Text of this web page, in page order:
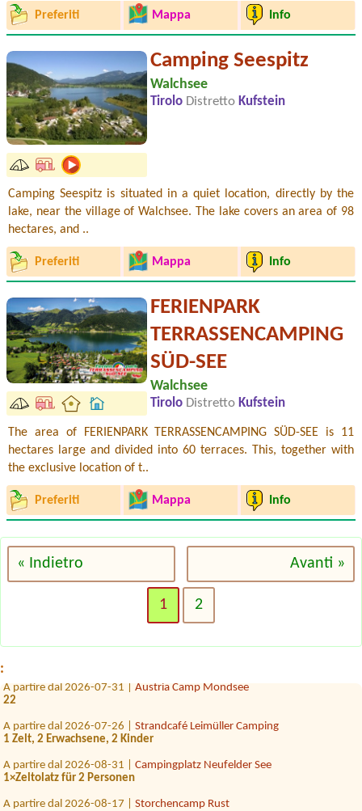
Preferiti Mappa Info
Camping Seespitz
Walchsee
Tirolo Distretto Kufstein
Camping Seespitz is situated in a quiet location, directly by the
lake, near the village of Walchsee. The lake covers an area of 98
hectares, and ..
Preferiti Mappa Info
FERIENPARK
TERRASSENCAMPING
SÜD-SEE
Walchsee
Tirolo Distretto Kufstein
The area of FERIENPARK TERRASSENCAMPING SÜD-SEE is 11
hectares large and divided into 60 terraces. This, together with
the exclusive location of t..
Preferiti Mappa Info
« Indietro Avanti »
1 2
:
A partire dal 2026-08-11 |Camping Traunsee
Campingplatz Neufelder See
A partire dal 2026-07-31 | Austria Camp Mondsee
22
A partire dal 2026-07-26 | Strandcafé Leimüller Camping
1 Zelt, 2 Erwachsene, 2 Kinder
A partire dal 2026-08-31 | Campingplatz Neufelder See
1×Zeltolatz für 2 Personen
A partire dal 2026-08-17 | Storchencamp Rust